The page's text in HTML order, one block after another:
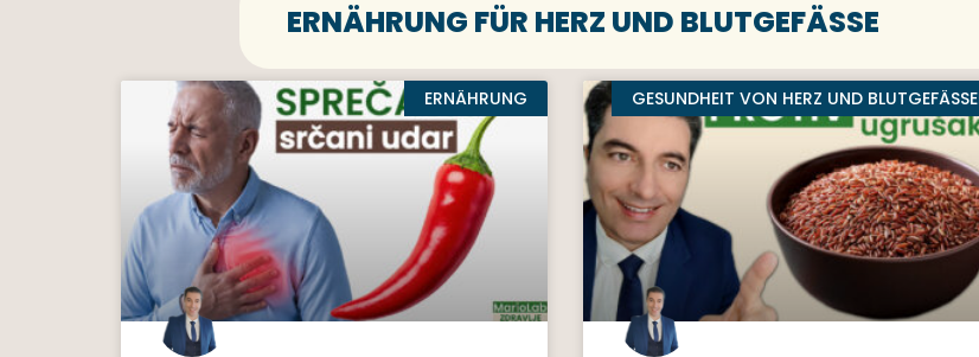
ERNÄHRUNG FÜR HERZ UND BLUTGEFÄSSE
ERNÄHRUNG GESUNDHEIT VON HERZ UND BLUTGEFÄSSEN